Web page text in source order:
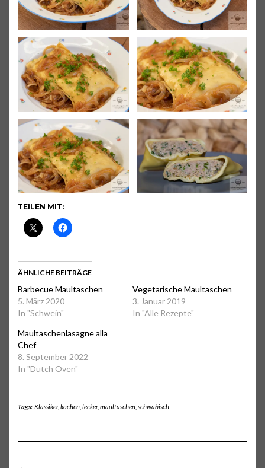
TEILEN MIT:
ÄHNLICHE BEITRÄGE
Barbecue Maultaschen
5. März 2020
In "Schwein"
Vegetarische Maultaschen
3. Januar 2019
In "Alle Rezepte"
Maultaschenlasagne alla
Chef
8. September 2022
In "Dutch Oven"
Tags: Klassiker, kochen, lecker, maultaschen, schwäbisch